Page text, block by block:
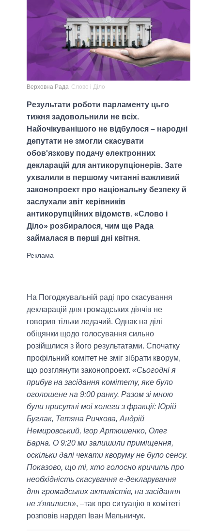
Верховна Рада Слово і Діло
Результати роботи парламенту цьго
тижня задовольнили не всіх.
Найочікуванішого не відбулося – народні
депутати не змогли скасувати
обов'язкову подачу електронних
декларацій для антикорупціонерів. Зате
ухвалили в першому читанні важливий
законопроект про національну безпеку й
заслухали звіт керівників
антикорупційних відомств. «Слово і
Діло» розбиралося, чим ще Рада
займалася в перші дні квітня.
На Погоджувальній раді про скасування
декларацій для громадських діячів не
говорив тільки ледачий. Однак на ділі
обіцянки щодо голосування сильно
розійшлися з його результатами. Спочатку
профільний комітет не зміг зібрати кворум,
що розглянути законопроект. «Сьогодні я
прибув на засідання комітету, яке було
оголошене на 9:00 ранку. Разом зі мною
були присутні мої колеги з фракції: Юрій
Буглак, Тетяна Ричкова, Андрій
Немировський, Ігор Артюшенко, Олег
Барна. О 9:20 ми залишили приміщення,
оскільки далі чекати кворуму не було сенсу.
Показово, що ті, хто голосно кричить про
необхідність скасування е-декларування
для громадських активістів, на засідання
не з'явилися», –так про ситуацію в комітеті
розповів нардеп Іван Мельничук.